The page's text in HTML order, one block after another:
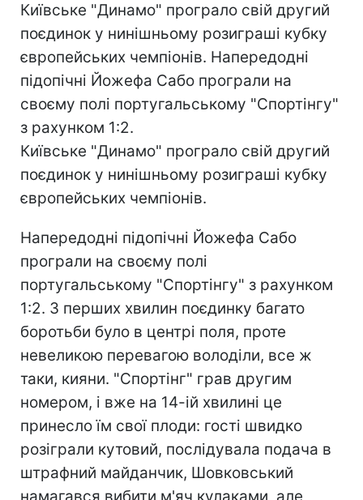
Київське "Динамо" програло свій другий
поєдинок у нинішньому розиграші кубку
європейських чемпіонів. Напередодні
підопічні Йожефа Сабо програли на
своєму полі португальському "Спортінгу"
з рахунком 1:2.
Київське "Динамо" програло свій другий
поєдинок у нинішньому розиграші кубку
європейських чемпіонів.
Напередодні підопічні Йожефа Сабо
програли на своєму полі
португальському "Спортінгу" з рахунком
1:2. З перших хвилин поєдинку багато
боротьби було в центрі поля, проте
невеликою перевагою володіли, все ж
таки, кияни. "Спортінг" грав другим
номером, і вже на 14-ій хвилині це
принесло їм свої плоди: гості швидко
розіграли кутовий, послідувала подача в
штрафний майданчик, Шовковський